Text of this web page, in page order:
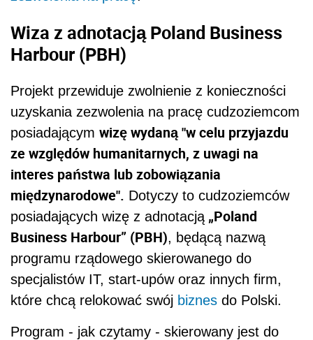
Wiza z adnotacją Poland Business
Harbour (PBH)
Projekt przewiduje zwolnienie z konieczności
uzyskania zezwolenia na pracę cudzoziemcom
posiadającym wizę wydaną "w celu przyjazdu
ze względów humanitarnych, z uwagi na
interes państwa lub zobowiązania
międzynarodowe". Dotyczy to cudzoziemców
posiadających wizę z adnotacją„Poland
Business Harbour” (PBH), będącą nazwą
programu rządowego skierowanego do
specjalistów IT, start-upów oraz innych firm,
które chcą relokować swój biznes do Polski.
Program - jak czytamy - skierowany jest do